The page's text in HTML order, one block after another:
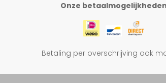
Onze betaalmogelijkheden
Betaling per overschrijving ook